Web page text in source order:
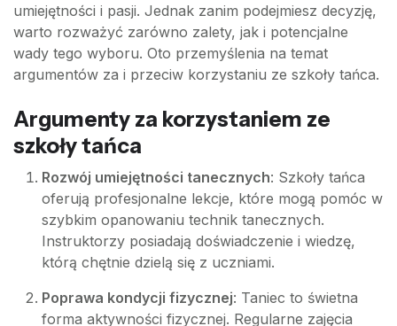
umiejętności i pasji. Jednak zanim podejmiesz decyzję,
warto rozważyć zarówno zalety, jak i potencjalne
wady tego wyboru. Oto przemyślenia na temat
argumentów za i przeciw korzystaniu ze szkoły tańca.
Argumenty za korzystaniem ze
szkoły tańca
Rozwój umiejętności tanecznych: Szkoły tańca
oferują profesjonalne lekcje, które mogą pomóc w
szybkim opanowaniu technik tanecznych.
Instruktorzy posiadają doświadczenie i wiedzę,
którą chętnie dzielą się z uczniami.
Poprawa kondycji fizycznej: Taniec to świetna
forma aktywności fizycznej. Regularne zajęcia